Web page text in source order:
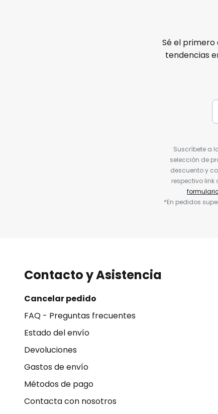
Sé el
tendencias
Suscríbete a
selección de
descuento y
respectivo
*En pedidos
Contacto y Asistencia
Cancelar pedido
FAQ - Preguntas frecuentes
Estado del envío
Devoluciones
Gastos de envío
Métodos de pago
Contacta con nosotros